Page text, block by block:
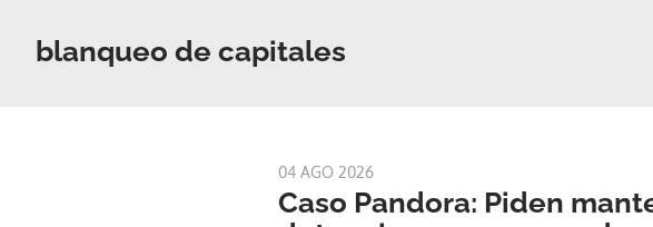
blanqueo de capitales
04 AGO 2026
Caso Pandora: Piden